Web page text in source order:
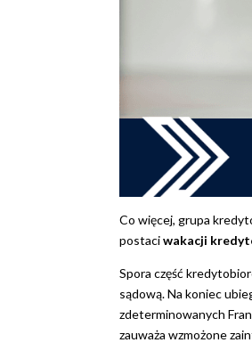
Co więcej, grupa
postaciwakacji
Spora część
sądową. Na koniec
zdeterminowanych
zauważa wzmożone